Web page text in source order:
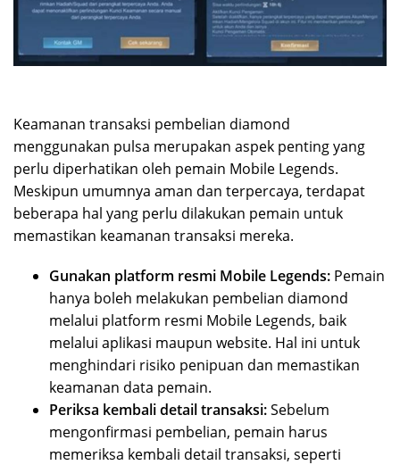
Keamanan transaksi pembelian diamond
menggunakan pulsa merupakan aspek penting yang
perlu diperhatikan oleh pemain Mobile Legends.
Meskipun umumnya aman dan terpercaya, terdapat
beberapa hal yang perlu dilakukan pemain untuk
memastikan keamanan transaksi mereka.
Gunakan platform resmi Mobile Legends: Pemain
hanya boleh melakukan pembelian diamond
melalui platform resmi Mobile Legends, baik
melalui aplikasi maupun website. Hal ini untuk
menghindari risiko penipuan dan memastikan
keamanan data pemain.
Periksa kembali detail transaksi:Sebelum
mengonfirmasi pembelian, pemain harus
memeriksa kembali detail transaksi, seperti